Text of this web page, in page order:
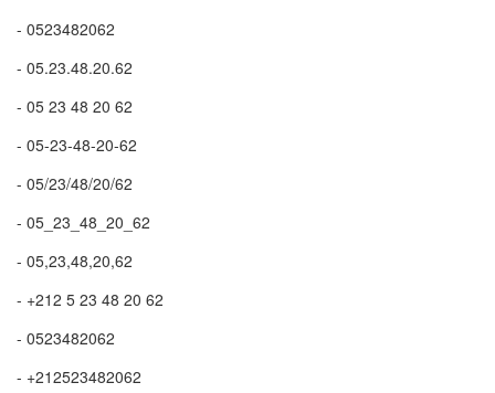
- 0523482062
- 05.23.48.20.62
- 05 23 48 20 62
- 05-23-48-20-62
- 05/23/48/20/62
- 05_23_48_20_62
- 05,23,48,20,62
- +212 5 23 48 20 62
- 0523482062
- +212523482062